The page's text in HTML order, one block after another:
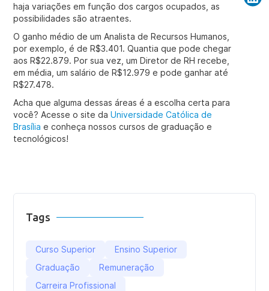
haja variações em função dos cargos ocupados, as
possibilidades são atraentes.
O ganho médio de um Analista de Recursos Humanos,
por exemplo, é de R$3.401. Quantia que pode chegar
aos R$22.879. Por sua vez, um Diretor de RH recebe,
em média, um salário de R$12.979 e pode ganhar até
R$27.478.
Acha que alguma dessas áreas é a escolha certa para
você? Acesse o site daUniversidade Católica de
Brasília e conheça nossos cursos de graduação e
tecnológicos!
Tags
Curso Superior
Ensino Superior
Graduação
Remuneração
Carreira Profissional